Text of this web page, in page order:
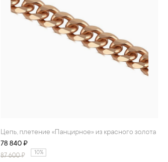
Цепь, плетение «Панцирное» из красного золота
78 840 ₽
87 600₽ 10%